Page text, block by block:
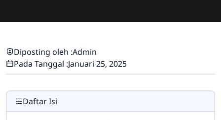
Diposting oleh :Admin
Pada Tanggal :Januari 25, 2025
Daftar Isi